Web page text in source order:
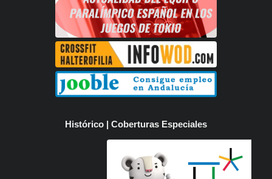
Histórico | Coberturas Especiales